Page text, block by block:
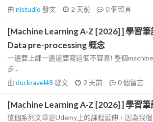
由 nlstudio 發文 2 天前 0個留言
[Machine Learning A-Z [2026] ] 學習筆
Data pre-processing 概念
一邊要上課一邊還要寫這個不容易! 整個
步...
由 duckravel48 發文 2 天前 0個留言
[Machine Learning A-Z [2026] ] 學習筆
這個系列文章是Udemy上的課程延伸，因為我